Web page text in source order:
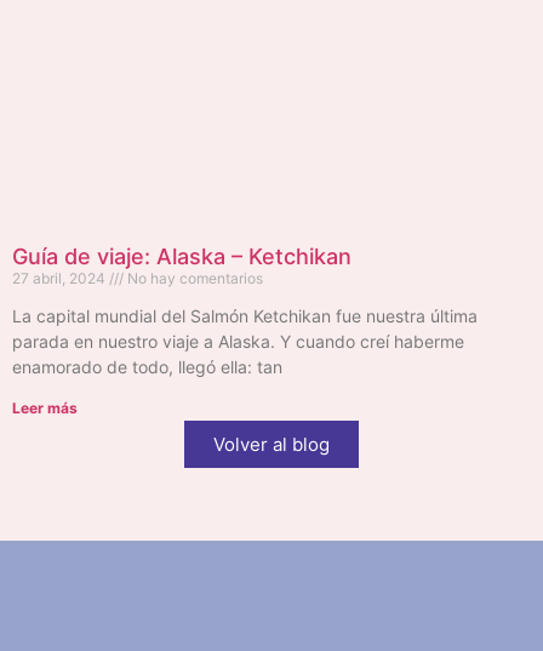
Guía de viaje: Alaska – Ketchikan
27 abril, 2024 No hay comentarios
La capital mundial del Salmón Ketchikan fue nuestra última
parada en nuestro viaje a Alaska. Y cuando creí haberme
enamorado de todo, llegó ella: tan
Leer más
Volver al blog